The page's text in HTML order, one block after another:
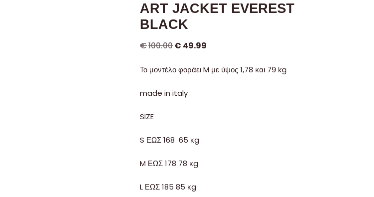
ART JACKET EVEREST
BLACK
€100.00€ 49.99
Το μοντέλο φοράει M με ύψος 1,78 και 79 kg
made in italy
SIZE
S ΕΩΣ 168 65 κg
M ΕΩΣ 178 78 κg
L ΕΩΣ 185 85 κg